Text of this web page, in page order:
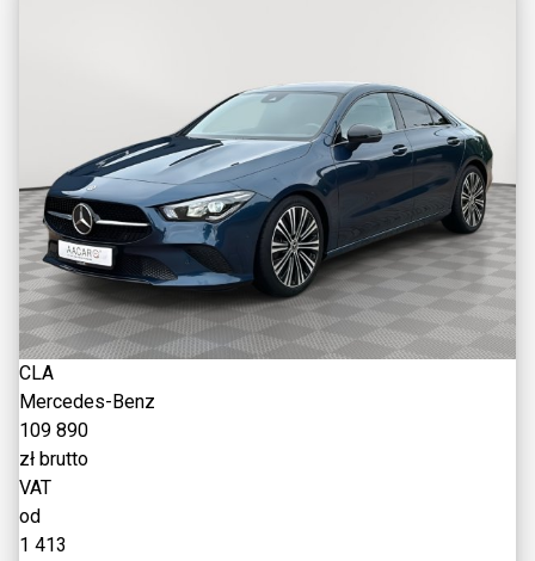
CLA
Mercedes-Benz
109 890
zł brutto
VAT
od
1 413